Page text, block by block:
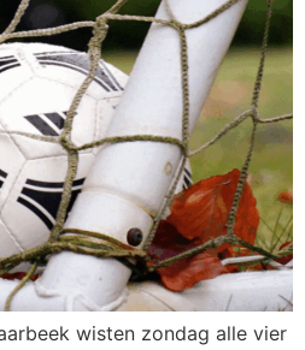
wisten zondag alle vier